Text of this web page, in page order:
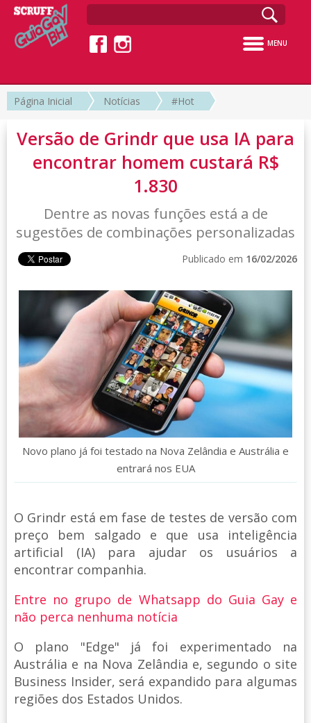
MENU
Página Inicial Notícias #Hot
Versão de Grindr que usa IA para
encontrar homem custará R$
1.830
Dentre as novas funções está a de
sugestões de combinações personalizadas
Publicado em 16/02/2026
Novo plano já foi testado na Nova Zelândia e Austrália e
entrará nos EUA
O Grindr está em fase de testes de versão com
preço bem salgado e que usa inteligência
artificial (IA) para ajudar os usuários a
encontrar companhia.
Entre no grupo de Whatsapp do Guia Gay e
não perca nenhuma notícia
O plano "Edge" já foi experimentado na
Austrália e na Nova Zelândia e, segundo o site
Business Insider, será expandido para algumas
regiões dos Estados Unidos.